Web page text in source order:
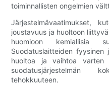
toiminnallisten ongelmien
Järjestelmävaatimukset,
joustavuus ja huoltoon
huomioon kemiallisia
Suodatuslaitteiden fyysinen
huoltoa ja vaihtoa varten
suodatusjärjestelmän
tehokkuuteen.